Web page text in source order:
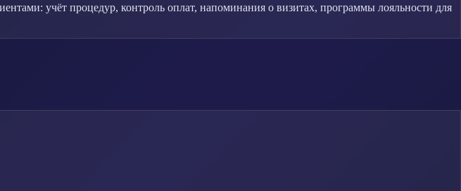
учёт процедур, контроль оплат, напоминания о визитах, программы лояльности для